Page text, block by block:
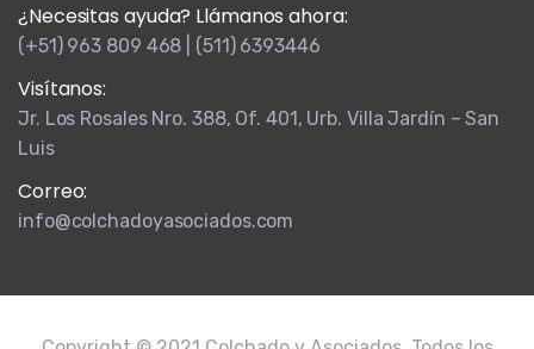
¿Necesitas ayuda? Llámanos ahora:
(+51) 963 809 468 | (511) 6393446
Visítanos:
Jr. Los Rosales Nro. 388, Of. 401, Urb. Villa Jardín – San
Luis
Correo:
info@colchadoyasociados.com